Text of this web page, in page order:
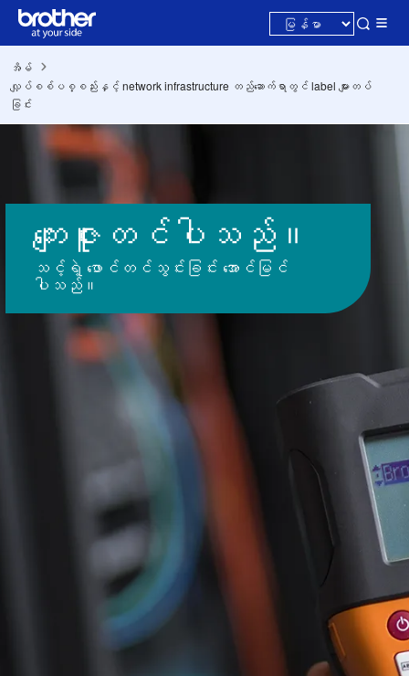
အိမ်
လျှပ်စစ်ပစ္စည်းနှင့် network infrastructure တည်ဆောက်ရာတွင် label များတပ်
ခြင်း
ကျေးဇူးတင်ပါသည်။
သင့်ရဲ့ ဖောင်တင်သွင်းခြင်း အောင်မြင်
ပါသည်။